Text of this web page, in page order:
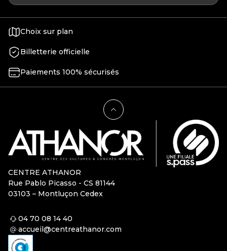
Choix sur plan
Billetterie officielle
Paiements 100% sécurisés
CENTRE ATHANOR
Rue Pablo Picasso - CS 81144
03103 – Montluçon Cedex
04 70 08 14 40
accueil@centreathanor.com